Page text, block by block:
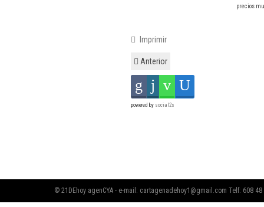
precios
Imprimir
Anterior
powered by social2s
© 21DEhoy agenCYA - e-mail: cartagenadehoy1@gmail.com Telf: 608 48